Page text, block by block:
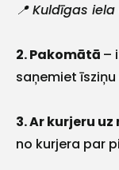
📍 Kuldīgas
2. Pakomātā –
saņemiet
3. Ar kurjeru
no kurjera par